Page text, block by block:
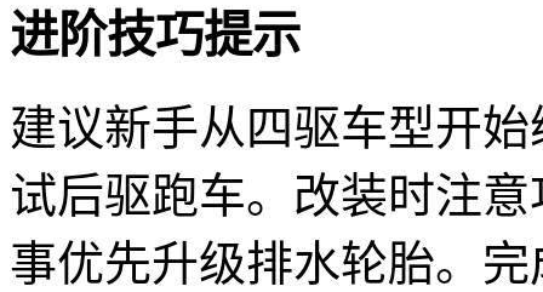
进阶技巧提示
建议新手从四驱车型开
试后驱跑车。改装时注
事优先升级排水轮胎。